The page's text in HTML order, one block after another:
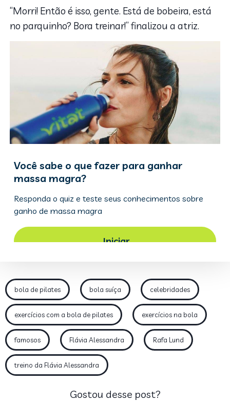
“Morri! Então é isso, gente. Está de bobeira, está
no parquinho? Bora treinar!” finalizou a atriz.
bola de pilates bola suíça celebridades
exercícios com a bola de pilates exercícios na bola
famosos Flávia Alessandra Rafa Lund
treino da Flávia Alessandra
Gostou desse post?